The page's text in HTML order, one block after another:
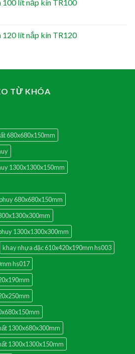
100 lít nắp kín TR100
120 lít nắp kín TR120
TỪ KHÓA
680x680x150mm
1300x1300x150mm
680x680x150mm
1300x1300x300mm
khay nhựa đặc 610x420x190mm hs003
hs017
1300x680x300mm
1300x1300x150mm